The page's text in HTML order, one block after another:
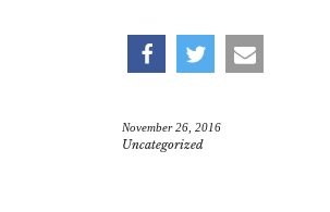
November 26, 2016
Uncategorized